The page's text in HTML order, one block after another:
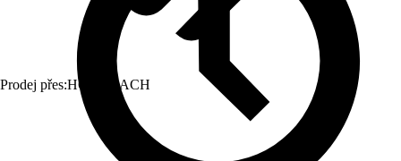
Prodej přes:HORNBACH